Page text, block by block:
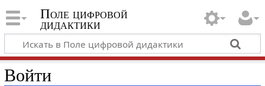
Поле цифровой
дидактики
Войти